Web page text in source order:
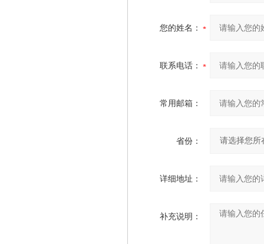
您的姓名：
联系电话：
常用邮箱：
省份：
详细地址：
补充说明：